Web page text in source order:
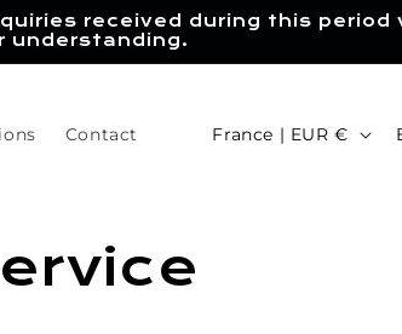
received during this period
understanding.
Contact
C
France | EUR €